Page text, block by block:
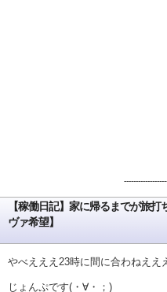
【稼働日記】家に帰るまでが旅
ヴァ希望】
やべえええ23時に間に合わねええ
じょんぷです(・∀・；)